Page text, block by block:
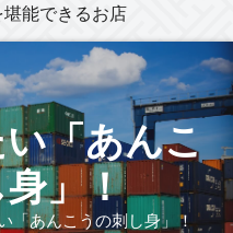
能できるお店
「あんこ
」！
「あんこうの刺し身」！